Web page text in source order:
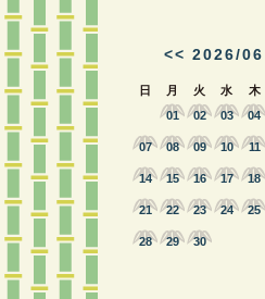
<< 2026/06
日 月 火 水 木
01
02 03 04
07 08 09 10 11
14 15 16 17 18
21 22 23 24 25
28 29 30